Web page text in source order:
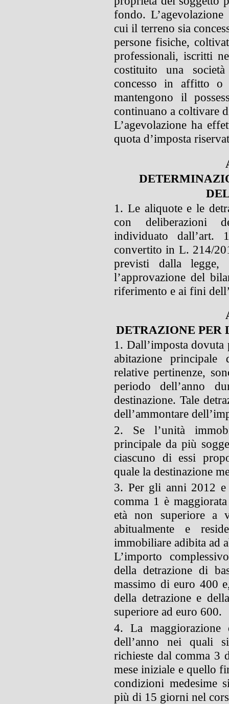
fondo.
cui il terreno sia
persone fisiche,
professionali, iscritti
costituito una
concesso in affitto
mantengono il
continuano a coltivare
L’agevolazione ha
quota d’imposta
1. Le aliquote e le
con deliberazioni
individuato dall’art.
convertito in L. 214/
previsti dalla
l’approvazione del
riferimento e ai fini
DETRAZIONE PER
1. Dall’imposta
abitazione
relative pertinenze,
periodo dell’anno
destinazione. Tale
dell’ammontare
2. Se l’unità
principale da più
ciascuno di essi
quale la destinazione
3. Per gli anni 2012 e
comma 1 è
età non superiore a
abitualmente e
immobiliare adibita ad
L’importo
della detrazione di
massimo di euro 400
della detrazione e
superiore ad euro 600.
4. La maggiorazione
dell’anno nei quali
richieste dal comma 3
mese iniziale e quello
condizioni medesime
più di 15 giorni nel